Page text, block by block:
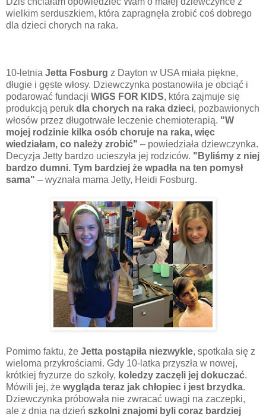
wielkim serduszkiem, która zapragnęła zrobić coś dobrego
dla dzieci chorych na raka.
10-letnia Jetta Fosburg z Dayton w USA miała piękne,
długie i gęste włosy. Dziewczynka postanowiła je obciąć i
podarować fundacji WIGS FOR KIDS, która zajmuje się
produkcją peruk dla chorych na raka dzieci, pozbawionych
włosów przez długotrwałe leczenie chemioterapią. "W
mojej rodzinie kilka osób choruje na raka, więc
wiedziałam, co należy zrobić" – powiedziała dziewczynka.
Decyzja Jetty bardzo ucieszyła jej rodziców. "Byliśmy z niej
bardzo dumni. Tym bardziej że wpadła na ten pomysł
sama" – wyznała mama Jetty, Heidi Fosburg.
Pomimo faktu, że Jetta postąpiła niezwykle, spotkała się z
wieloma przykrościami. Gdy 10-latka przyszła w nowej,
krótkiej fryzurze do szkoły, koledzy zaczęli jej dokuczać.
Mówili jej, że wygląda teraz jak chłopiec i jest brzydka.
Dziewczynka próbowała nie zwracać uwagi na zaczepki,
ale z dnia na dzień szkolni znajomi byli coraz bardziej